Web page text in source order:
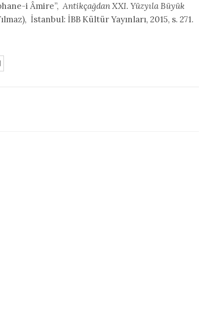
i Âmire”,Antikçağdan XXI. Yüzyıla Büyük
İstanbul: İBB Kültür Yayınları, 2015, s. 271.